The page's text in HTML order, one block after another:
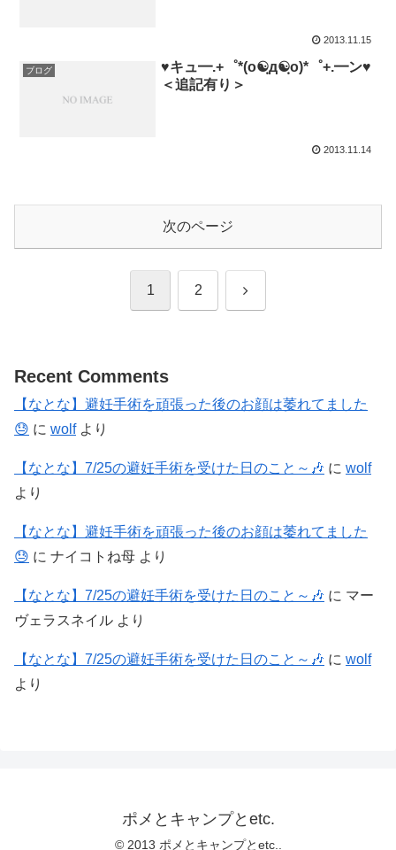
2013.11.15
ブログ
♥キュ━.+゜*(о☯ฺд☯ฺо)*゜+.━ン♥
＜追記有り＞
2013.11.14
次のページ
1 2 次
Recent Comments
【なとな】避妊手術を頑張った後のお顔は萎れてました
😓 に wolfより
【なとな】7/25の避妊手術を受けた日のこと～🎶 に wolf
より
【なとな】避妊手術を頑張った後のお顔は萎れてました
😓 に ナイコトね母 より
【なとな】7/25の避妊手術を受けた日のこと～🎶 に マー
ヴェラスネイル より
【なとな】7/25の避妊手術を受けた日のこと～🎶 に wolf
より
ポメとキャンプとetc.
© 2013 ポメとキャンプとetc..